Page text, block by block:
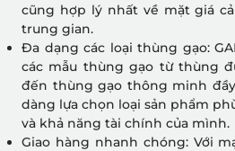
cũng hợp lý nhất về mặt giá
trung gian.
Đa dạng các loại thùng gạo:
các mẫu thùng gạo từ thùng
đến thùng gạo thông minh
dàng lựa chọn loại sản phẩm
và khả năng tài chính của mình.
Giao hàng nhanh chóng: Với